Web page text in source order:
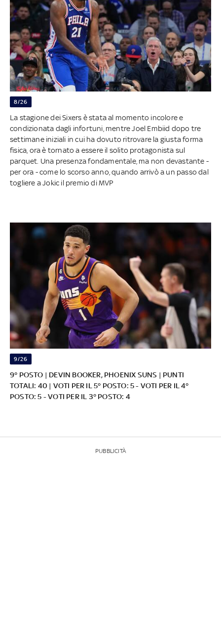
8/26
La stagione dei Sixers è stata al momento incolore e
condizionata dagli infortuni, mentre Joel Embiid dopo tre
settimane iniziali in cui ha dovuto ritrovare la giusta forma
fisica, ora è tornato a essere il solito protagonista sul
parquet. Una presenza fondamentale, ma non devastante -
per ora - come lo scorso anno, quando arrivò a un passo dal
togliere a Jokic il premio di MVP
9/26
9° POSTO | DEVIN BOOKER, PHOENIX SUNS | PUNTI
TOTALI: 40 | VOTI PER IL 5° POSTO: 5 - VOTI PER IL 4°
POSTO: 5 - VOTI PER IL 3° POSTO: 4
PUBBLICITÀ